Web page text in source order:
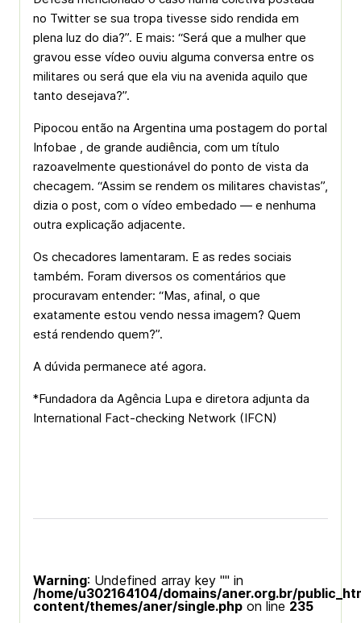
no Twitter se sua tropa tivesse sido rendida em
plena luz do dia?”. E mais: “Será que a mulher que
gravou esse vídeo ouviu alguma conversa entre os
militares ou será que ela viu na avenida aquilo que
tanto desejava?”.
Pipocou então na Argentina uma postagem do portal
Infobae , de grande audiência, com um título
razoavelmente questionável do ponto de vista da
checagem. “Assim se rendem os militares chavistas”,
dizia o post, com o vídeo embedado — e nenhuma
outra explicação adjacente.
Os checadores lamentaram. E as redes sociais
também. Foram diversos os comentários que
procuravam entender: “Mas, afinal, o que
exatamente estou vendo nessa imagem? Quem
está rendendo quem?”.
A dúvida permanece até agora.
*Fundadora da Agência Lupa e diretora adjunta da
International Fact-checking Network (IFCN)
Warning: Undefined array key "" in
/home/u302164104/domains/aner.org.br/
content/themes/aner/single.php on line 235